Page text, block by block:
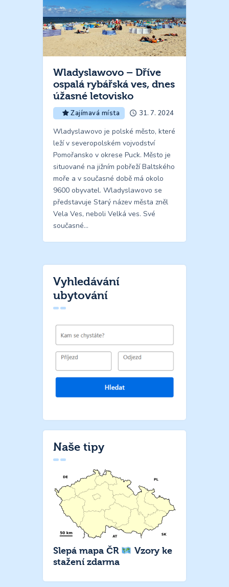
Wladyslawovo – Dříve
ospalá rybářská ves, dnes
úžasné letovisko
Zajímavá místa 31. 7. 2024
Wladyslawovo je polské město, které
leží v severopolském vojvodství
Pomořansko v okrese Puck. Město je
situované na jižním pobřeží Baltského
moře a v současné době má okolo
9600 obyvatel. Wladyslawovo se
představuje Starý název města zněl
Vela Ves, neboli Velká ves. Své
současné…
Vyhledávání
ubytování
Naše tipy
Slepá mapa ČR
Vzory ke
stažení zdarma